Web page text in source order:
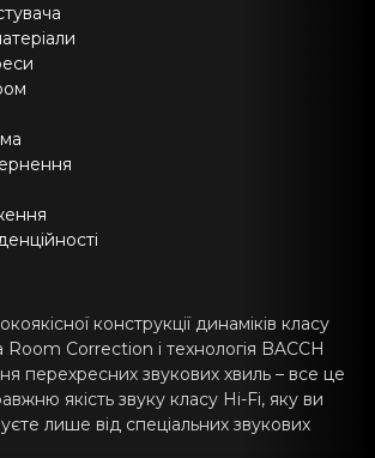
конструкції динаміків класу
Correction і технологія BACCH
перехресних звукових хвиль – все це
якість звуку класу Hi-Fi, яку ви
лише від спеціальних звукових